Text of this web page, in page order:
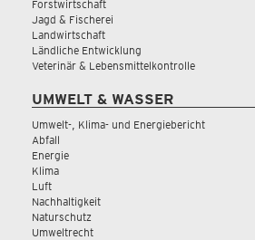
Forstwirtschaft
Jagd & Fischerei
Landwirtschaft
Ländliche Entwicklung
Veterinär & Lebensmittelkontrolle
UMWELT & WASSER
Umwelt-, Klima- und Energiebericht
Abfall
Energie
Klima
Luft
Nachhaltigkeit
Naturschutz
Umweltrecht